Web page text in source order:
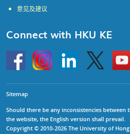
意见及建议
Connect with HKU KE
HKU
InstagramLinkedin Twitter
Go
to
HKU
Sitemap
Should there be any inconsistencies between
the website, the English version shall prevail.
Copyright © 2010-2026 The University of